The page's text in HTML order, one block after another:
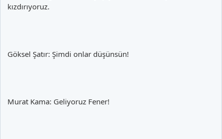
kızdırıyoruz.
Göksel Şatır: Şimdi onlar düşünsün!
Murat Kama: Geliyoruz Fener!